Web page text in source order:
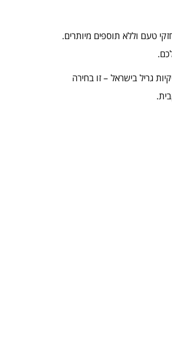
טעם וללא תוספים מיותרים.
גריל בישראל – זו בחירה